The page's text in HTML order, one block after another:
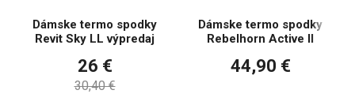
Dámske termo spodky
Revit Sky LL výpredaj
26 €
30,40 €
Dámske termo spodky
Rebelhorn Active II
44,90 €